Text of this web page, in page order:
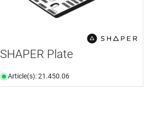
SHAPER Plate
Article(s): 21.450.06